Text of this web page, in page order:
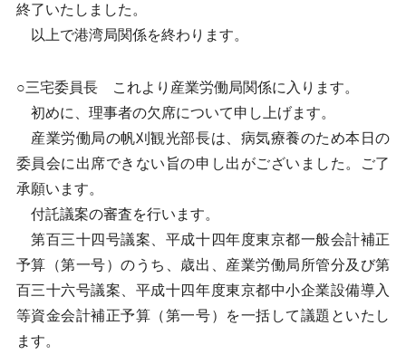
終了いたしました。
以上で港湾局関係を終わります。
○三宅委員長 これより産業労働局関係に入ります。
初めに、理事者の欠席について申し上げます。
産業労働局の帆刈観光部長は、病気療養のため本日の
委員会に出席できない旨の申し出がございました。ご了
承願います。
付託議案の審査を行います。
第百三十四号議案、平成十四年度東京都一般会計補正
予算（第一号）のうち、歳出、産業労働局所管分及び第
百三十六号議案、平成十四年度東京都中小企業設備導入
等資金会計補正予算（第一号）を一括して議題といたし
ます。